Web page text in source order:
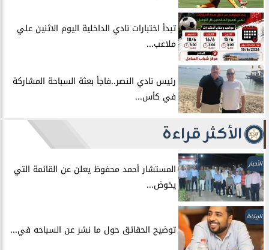
تبدأ اختبارات نادي الداخلية اليوم الاثنين علي
ملاعب...
رئيس نادي النصر..فاجأ بعثة السباحة المشاركة
في كأس...
الأكثر قراءة
الأخبار
المستشار أحمد محفوظ يعلن عن القائمة التي
يخوض...
الرياضة
توضيح الحقائق حول ما نشر عن السباحه في...